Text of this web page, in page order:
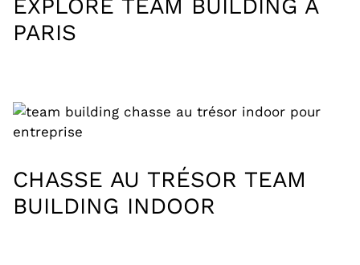
EXPLORE TEAM BUILDING À
PARIS
CHASSE AU TRÉSOR TEAM
BUILDING INDOOR